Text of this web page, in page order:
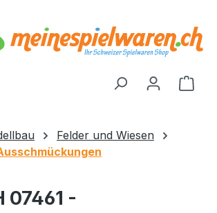
Felder und Wiesen
07461 -